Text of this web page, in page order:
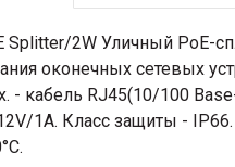
Splitter/2W Уличный PoE-
оконечных сетевых
- кабель RJ45(10/100
1A. Класс защиты -